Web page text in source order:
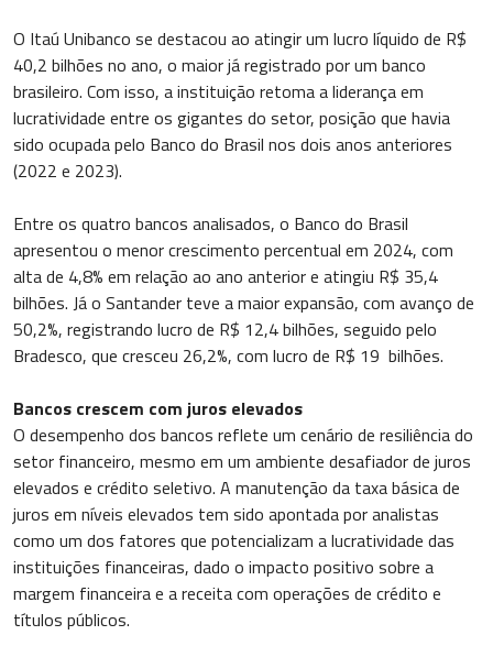
O Itaú Unibanco se destacou ao atingir um lucro líquido de R$
40,2 bilhões no ano, o maior já registrado por um banco
brasileiro. Com isso, a instituição retoma a liderança em
lucratividade entre os gigantes do setor, posição que havia
sido ocupada pelo Banco do Brasil nos dois anos anteriores
(2022 e 2023).
Entre os quatro bancos analisados, o Banco do Brasil
apresentou o menor crescimento percentual em 2024, com
alta de 4,8% em relação ao ano anterior e atingiu R$ 35,4
bilhões. Já o Santander teve a maior expansão, com avanço de
50,2%, registrando lucro de R$ 12,4 bilhões, seguido pelo
Bradesco, que cresceu 26,2%, com lucro de R$ 19 bilhões.
Bancos crescem com juros elevados
O desempenho dos bancos reflete um cenário de resiliência do
setor financeiro, mesmo em um ambiente desafiador de juros
elevados e crédito seletivo. A manutenção da taxa básica de
juros em níveis elevados tem sido apontada por analistas
como um dos fatores que potencializam a lucratividade das
instituições financeiras, dado o impacto positivo sobre a
margem financeira e a receita com operações de crédito e
títulos públicos.